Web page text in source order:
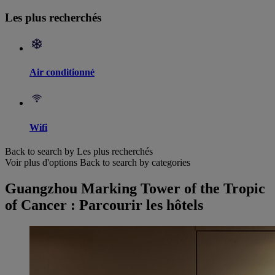
Les plus recherchés
Air conditionné
Wifi
Back to search by Les plus recherchés
Voir plus d'options Back to search by categories
Guangzhou Marking Tower of the Tropic
of Cancer : Parcourir les hôtels